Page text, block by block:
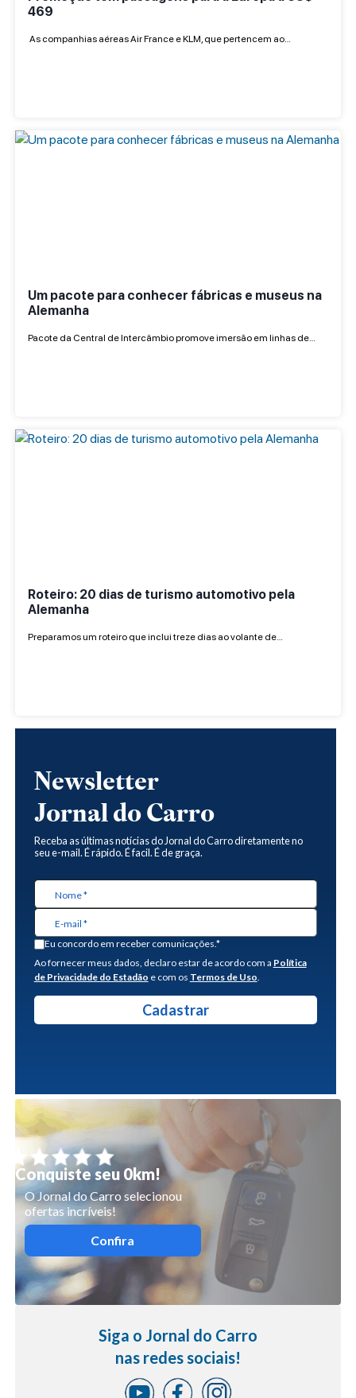
469
As companhias aéreas Air France e KLM, que pertencem ao…
Um pacote para conhecer fábricas e museus na
Alemanha
Pacote da Central de Intercâmbio promove imersão em linhas de…
Roteiro: 20 dias de turismo automotivo pela
Alemanha
Preparamos um roteiro que inclui treze dias ao volante de…
Newsletter
Jornal do Carro
Receba as últimas notícias do Jornal do Carro diretamente no
seu e-mail. É rápido. É facil. É de graça.
Eu concordo em receber comunicações.*
Ao fornecer meus dados, declaro estar de acordo com a Política
de Privacidade do Estadão e com os Termos de Uso.
Conquiste seu 0km!
O Jornal do Carro selecionou
ofertas incríveis!
Confira
Siga o Jornal do Carro
nas redes sociais!